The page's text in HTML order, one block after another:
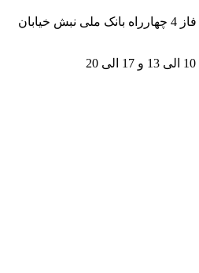
آدرس حضوری:کرج-مهرشهر فاز 4 چهارراه بانک ملی نبش خیابان